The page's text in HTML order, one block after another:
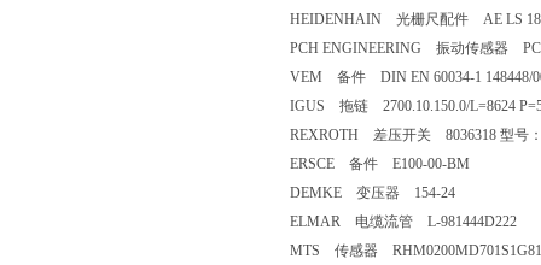
HEIDENHAIN 光栅尺配件 AE LS 187
PCH ENGINEERING 振动传感器
VEM 备件 DIN EN 60034-1 148448/
IGUS 拖链 2700.10.150.0/L=8624
REXROTH 差压开关 8036318 型号：
ERSCE 备件 E100-00-BM
DEMKE 变压器 154-24
ELMAR 电缆流管 L-981444D222
MTS 传感器